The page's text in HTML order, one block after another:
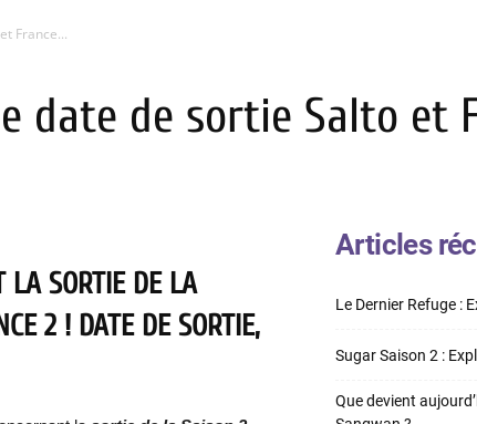
France...
date de sortie Salto et
LA SORTIE DE LA
2 ! DATE DE SORTIE,
Articles
Le Dernier Refuge :
Sugar Saison 2 :
Que devient